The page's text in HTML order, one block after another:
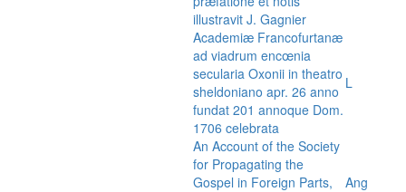
illustravit J. Gagnier
Academiæ Francofurtanæ
ad viadrum encœnia
secularia Oxonii in theatro
sheldoniano apr. 26 anno
fundat 201 annoque Dom.
1706 celebrata
L
An Account of the Society
for Propagating the
Gospel in Foreign Parts,
Ang